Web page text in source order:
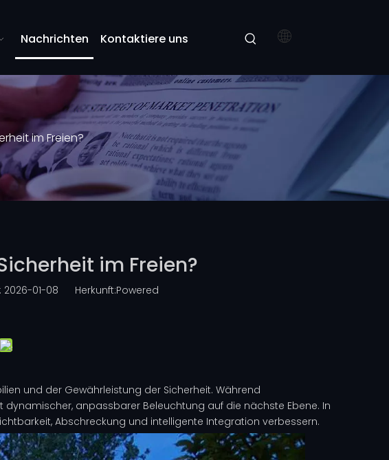
Nachrichten Kontaktiere uns
im Freien?
im Freien?
2026-01-08 Herkunft:Powered
und der Gewährleistung der Sicherheit. Während
dynamischer, anpassbarer Beleuchtung auf die nächste Ebene. In
Abschreckung und intelligente Integration verbessern.